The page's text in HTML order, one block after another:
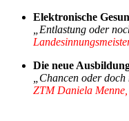
Elektronische
„Entlastung oder
Die neue
„Chancen oder
ZTM Daniela